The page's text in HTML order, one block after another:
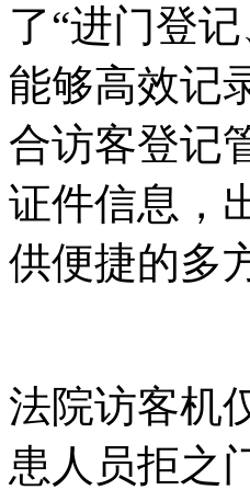
了“进门登
能够高效记
合访客登记
证件信息，
供便捷的多
法院访客机
患人员拒之